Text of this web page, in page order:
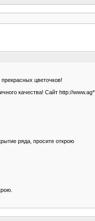
цветочков!
качества! Сайт http://
ряда, просите открою